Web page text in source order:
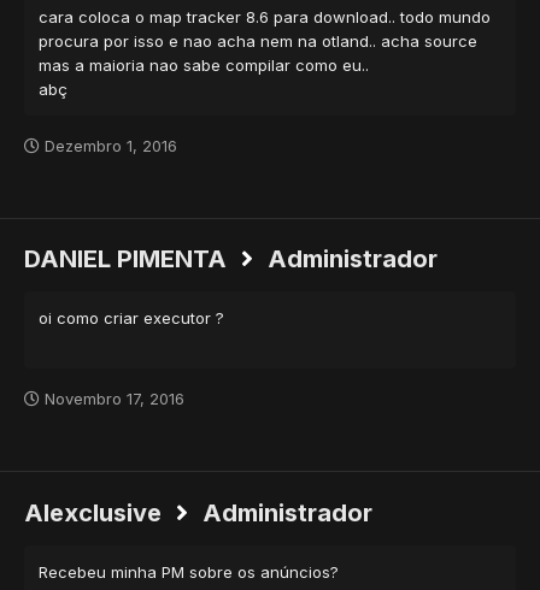
cara coloca o map tracker 8.6 para download.. todo mundo
procura por isso e nao acha nem na otland.. acha source
mas a maioria nao sabe compilar como eu..
abç
Dezembro 1, 2016
DANIEL PIMENTA Administrador
oi como criar executor ?
Novembro 17, 2016
Alexclusive Administrador
Recebeu minha PM sobre os anúncios?